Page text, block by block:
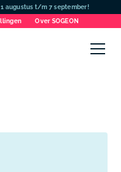
augustus t/m 7 september!
Over SOGEON